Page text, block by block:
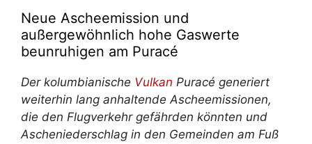
Neue Ascheemission und
außergewöhnlich hohe Gaswerte
beunruhigen am Puracé
Der kolumbianische Vulkan Puracé generiert
weiterhin lang anhaltende Ascheemissionen,
die den Flugverkehr gefährden könnten und
Ascheniederschlag in den Gemeinden am Fuß